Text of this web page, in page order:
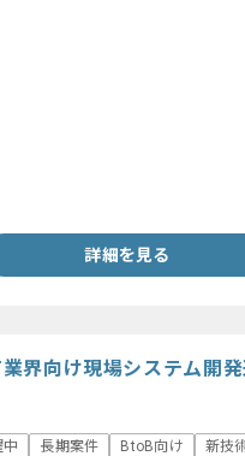
詳細を見る
界向け現場システム開
長期案件 BtoB向け 新技